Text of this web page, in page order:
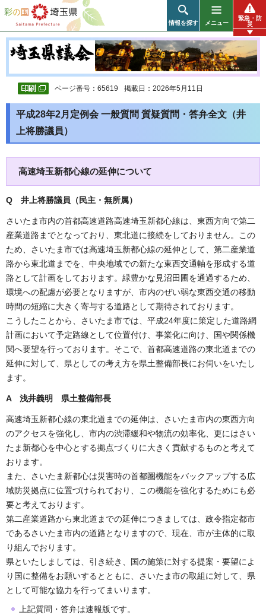
彩の国 埼玉県
情報を探す メニュー
緊急・防
災
ページ番号：65619 掲載日：2026年5月11日
平成28年2月定例会 一般質問 質疑質問・答弁全文（井
上将勝議員）
高速埼玉新都心線の延伸について
Q 井上将勝議員（民主・無所属）
さいたま市内の首都高速道路高速埼玉新都心線は、東西方向で第二
産業道路までとなっており、東北道に接続をしておりません。この
ため、さいたま市では高速埼玉新都心線の延伸として、第二産業道
路から東北道までを、中央地域での新たな東西交通軸を形成する道
路として計画をしております。緑豊かな見沼田圃を通過するため、
環境への配慮が必要となりますが、市内のぜい弱な東西交通の移動
時間の短縮に大きく寄与する道路として期待されております。
こうしたことから、さいたま市では、平成24年度に策定した道路網
計画において予定路線として位置付け、事業化に向け、国や関係機
関へ要望を行っております。そこで、首都高速道路の東北道までの
延伸に対して、県としての考え方を県土整備部長にお伺いをいたし
ます。
A 浅井義明 県土整備部長
高速埼玉新都心線の東北道までの延伸は、さいたま市内の東西方向
のアクセスを強化し、市内の渋滞緩和や物流の効率化、更にはさい
たま新都心を中心とする拠点づくりに大きく貢献するものと考えて
おります。
また、さいたま新都心は災害時の首都圏機能をバックアップする広
域防災拠点に位置づけられており、この機能を強化するためにも必
要と考えております。
第二産業道路から東北道までの延伸につきましては、政令指定都市
であるさいたま市内の道路となりますので、現在、市が主体的に取
り組んでおります。
県といたしましては、引き続き、国の施策に対する提案・要望によ
り国に整備をお願いするとともに、さいたま市の取組に対して、県
として可能な協力を行ってまいります。
上記質問・答弁は速報版です。